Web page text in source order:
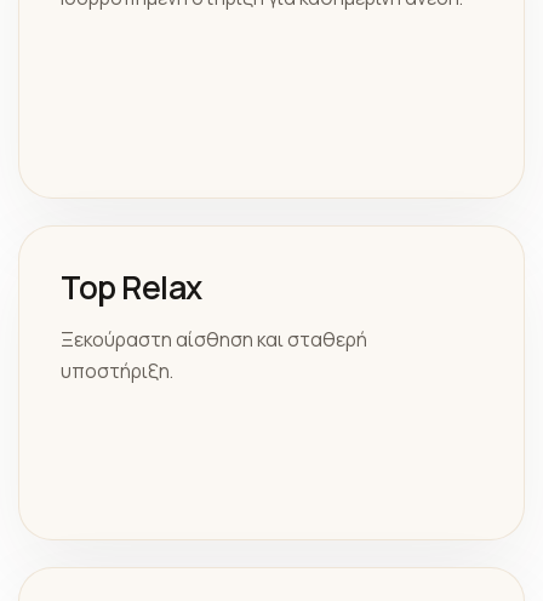
Top Relax
Ξεκούραστη αίσθηση και σταθερή
υποστήριξη.